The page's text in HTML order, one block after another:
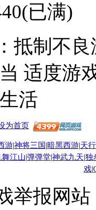
已满)
抵制不
适度游
活
为首页
游|神将三国|暗黑西游|天
舞江山|弹弹堂|神武九天|独
戏|
举报网站